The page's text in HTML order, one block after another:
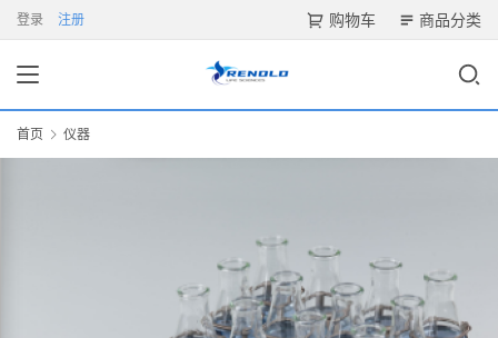
登录 注册 购物车 商品分类
首页 仪器